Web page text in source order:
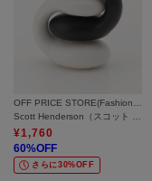
¥1,760
60%OFF
さらに30%OFF